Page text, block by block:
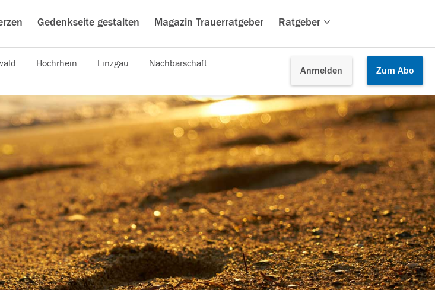
Gedenkseite gestalten Magazin Trauerratgeber Ratgeber
Anmelden Zum Abo
Hochrhein Linzgau Nachbarschaft